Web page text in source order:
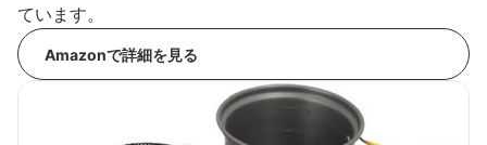
ています。
Amazonで詳細を見る